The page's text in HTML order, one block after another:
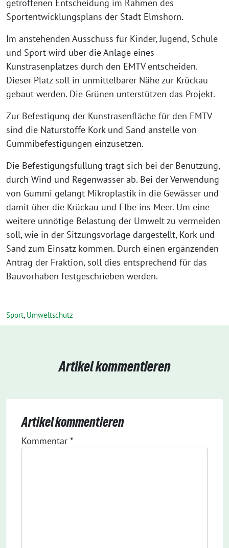
getroffenen Entscheidung im Rahmen des
Sportentwicklungsplans der Stadt Elmshorn.
Im anstehenden Ausschuss für Kinder, Jugend, Schule
und Sport wird über die Anlage eines
Kunstrasenplatzes durch den EMTV entscheiden.
Dieser Platz soll in unmittelbarer Nähe zur Krückau
gebaut werden. Die Grünen unterstützen das Projekt.
Zur Befestigung der Kunstrasenfläche für den EMTV
sind die Naturstoffe Kork und Sand anstelle von
Gummibefestigungen einzusetzen.
Die Befestigungsfüllung trägt sich bei der Benutzung,
durch Wind und Regenwasser ab. Bei der Verwendung
von Gummi gelangt Mikroplastik in die Gewässer und
damit über die Krückau und Elbe ins Meer. Um eine
weitere unnötige Belastung der Umwelt zu vermeiden
soll, wie in der Sitzungsvorlage dargestellt, Kork und
Sand zum Einsatz kommen. Durch einen ergänzenden
Antrag der Fraktion, soll dies entsprechend für das
Bauvorhaben festgeschrieben werden.
Sport, Umweltschutz
Artikel kommentieren
Artikel kommentieren
Kommentar *